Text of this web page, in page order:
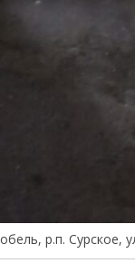
р.п. Сурское,